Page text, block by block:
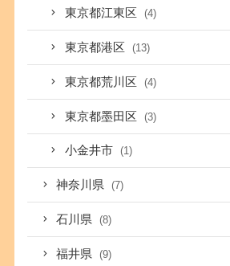
東京都江東区 (4)
東京都港区 (13)
東京都荒川区 (4)
東京都墨田区 (3)
小金井市 (1)
神奈川県 (7)
石川県 (8)
福井県 (9)